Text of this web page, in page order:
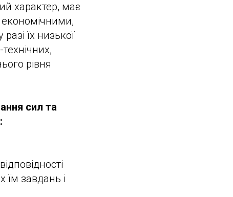
характер, має
їх низької
рівня
сил та
їм завдань і